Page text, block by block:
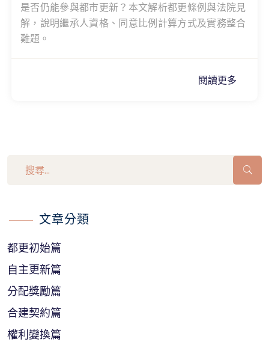
是否仍能參與都市更新？本文解析都更條例與法院見
解，說明繼承人資格、同意比例計算方式及實務整合
難題。
閱讀更多
文章分類
都更初始篇
自主更新篇
分配獎勵篇
合建契約篇
權利變換篇